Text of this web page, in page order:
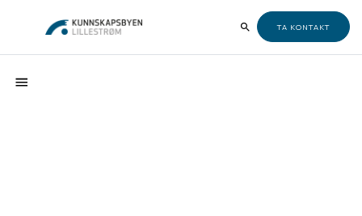
TA KONTAKT